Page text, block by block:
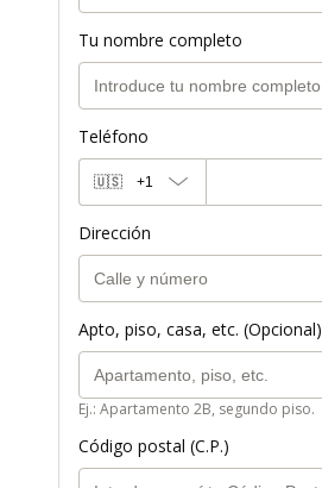
Tu nombre completo
Teléfono
🇺🇸 +1
Dirección
Apto, piso, casa, etc. (Opcional)
Ej.: Apartamento 2B, segundo piso.
Código postal (C.P.)